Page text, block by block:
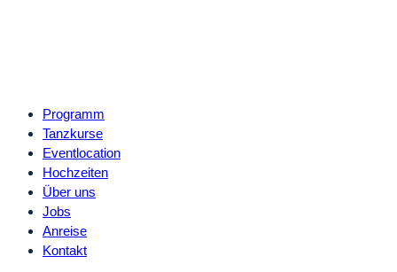
Programm
Tanzkurse
Eventlocation
Hochzeiten
Über uns
Jobs
Anreise
Kontakt